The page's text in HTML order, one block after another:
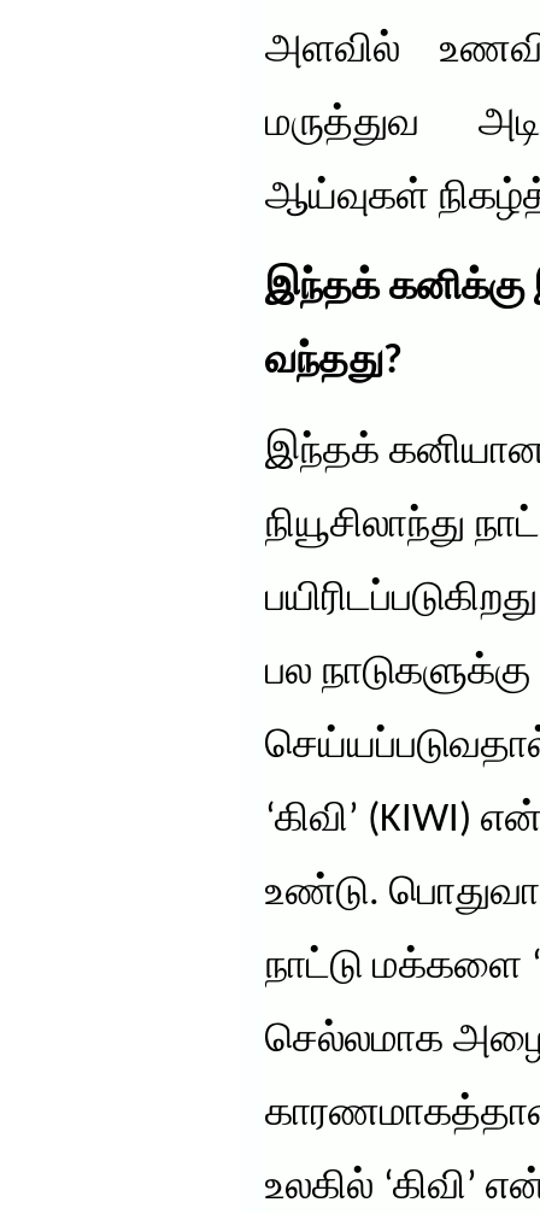
அளவில்
மருத்துவ
ஆய்வுகள்
இந்தக் கனிக்கு
வந்தது?
இந்தக்
நியூசிலாந்து
பல நாடுகளுக்கு
‘கிவி’ (KIWI)
உண்டு. பொதுவாக
நாட்டு மக்களை
செல்லமாக
உலகில் ‘கிவி’